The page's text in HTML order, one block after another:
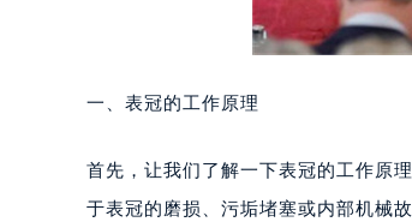
一、表冠的工作原理
首先，让我们了解一下表冠的工作原
于表冠的磨损、污垢堵塞或内部机械故